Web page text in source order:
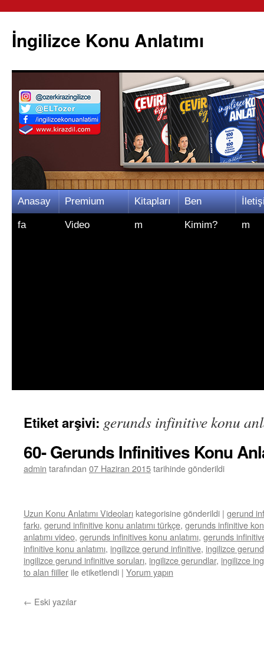
İngilizce Konu Anlatımı
İçeriğe
atla
Anasay
fa
Premium
Video
Kitapları
m
Ben
Kimim? m
Etiket arşivi: gerunds infinitive konu
60- Gerunds Infinitives Konu
admin tarafından 07 Haziran 2015tarihinde gönderildi
Uzun Konu Anlatımı Videoları kategorisine gönderildi | gerund
farkı, gerund infinitive konu anlatımı türkçe, gerunds infinitive
anlatımı video, gerunds infinitives konu anlatımı, gerunds
infinitive konu anlatımı, ingilizce gerund infinitive, ingilizce
ingilizce gerund infinitive soruları, ingilizce gerundlar, ingilizce
to alan fiiller ile etiketlendi | Yorum yapın
← Eski yazılar